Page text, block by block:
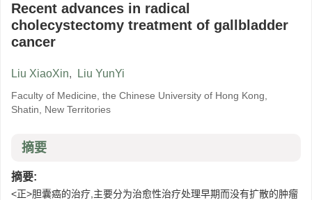
Recent advances in radical
cholecystectomy treatment of gallbladder
cancer
Liu XiaoXin, Liu YunYi
Faculty of Medicine, the Chinese University of Hong Kong,
Shatin, New Territories
摘要
摘要:
<正>胆囊癌的治疗,主要分为治愈性治疗处理早期而没有扩散的肿瘤